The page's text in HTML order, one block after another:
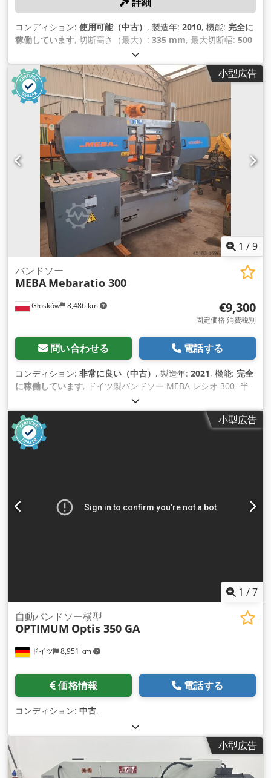
コンディション: 使用可能（中古） , 製造年: 2010, 機能: 完全に
稼働しています, 切断高さ（最大）: 335 mm, 最大切断幅: 500
4,400 mm
2,500 mm/s, バンドソー刃幅:34 mm,
小型広告
1 /9
Głosków 8,486 km
バンドソー
MEBA Mebaratio 300
€9,300
固定価格 消費税別
問い合わせる 電話する
コンディション: 非常に良い（中古） , 製造年: 2021, 機能: 完全
に稼働しています, ドイツ製バンドソー MEBA レシオ 300 -半
自動 -ダブルコラム -切断直径300mm -最大寸法300x500 -流れ
速度制御（インバーター） -4800x34x1.1 ベルト -冷却システム
-高速クランプバイス -ベルトクリーニング -補助ローラー -給紙
テーブル（写真には写っていません） -ドイツ製WIKUSカッテ
ィングベルト新品10本 (約3000 zł) -CE -ネット価格 -国内どこへ
最大の選択肢 その他、あらゆる種類の金属用バンドソーを所有
しています。 専門的な機器を輸入しています。 切断径
小型広告
1 /7
ドイツ 8,951 km
自動バンドソー横型
OPTIMUM Optis 350 GA
価格情報 電話する
コンディション: 中古,
小型広告